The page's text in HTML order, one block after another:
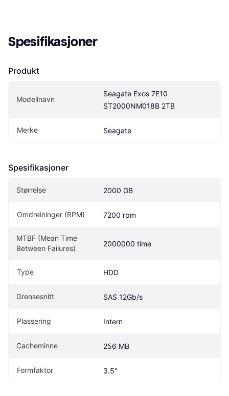
Spesifikasjoner
Produkt
Modellnavn
Seagate Exos 7E10
ST2000NM018B 2TB
Merke Seagate
Spesifikasjoner
Størrelse 2000 GB
Omdreininger (RPM) 7200 rpm
MTBF (Mean Time
Between Failures)
2000000 time
Type HDD
Grensesnitt SAS 12Gb/s
Plassering Intern
Cacheminne 256 MB
Formfaktor 3.5"